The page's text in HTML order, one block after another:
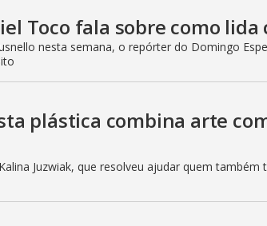
Toco fala sobre como
nesta semana, o repórter do Domingo
plástica combina arte
Juzwiak, que resolveu ajudar quem